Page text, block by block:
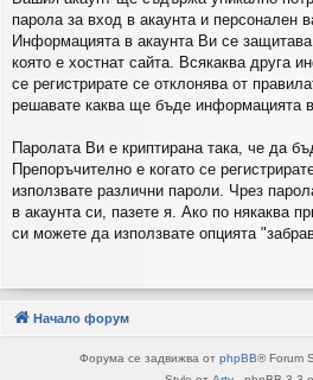
парола за вход в акаунта и персонален
Информацията в акаунта Ви се
която е хостнат сайта. Всякаква друга
се регистрирате се отклонява от
решавате каква ще бъде информацията
Паролата Ви е криптирана така, че да
Препоръчително е когато се
използвате различни пароли. Чрез
в акаунта си, пазете я. Ако по някаква
си можете да използвате опцията
Начало форум
Форума се задвижва от phpBB® Forum